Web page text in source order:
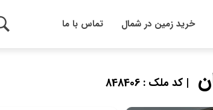
خرید زمین در شمال تماس با ما
| کد ملک : 848406